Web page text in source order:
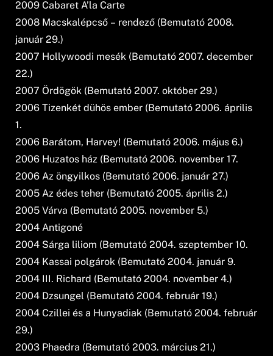
2009 Cabaret A’la Carte
2008 Macskalépcső – rendező (Bemutató 2008.
január 29.)
2007 Hollywoodi mesék (Bemutató 2007. december
22.)
2007 Ördögök (Bemutató 2007. október 29.)
2006 Tizenkét dühös ember (Bemutató 2006. április
1.
2006 Barátom, Harvey! (Bemutató 2006. május 6.)
2006 Huzatos ház (Bemutató 2006. november 17.
2006 Az öngyilkos (Bemutató 2006. január 27.)
2005 Az édes teher (Bemutató 2005. április 2.)
2005 Várva (Bemutató 2005. november 5.)
2004 Antigoné
2004 Sárga liliom (Bemutató 2004. szeptember 10.
2004 Kassai polgárok (Bemutató 2004. január 9.
2004 III. Richard (Bemutató 2004. november 4.)
2004 Dzsungel (Bemutató 2004. február 19.)
2004 Czillei és a Hunyadiak (Bemutató 2004. február
29.)
2003 Phaedra (Bemutató 2003. március 21.)